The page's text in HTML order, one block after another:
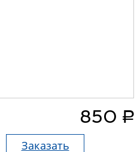
850 руб.
Заказать